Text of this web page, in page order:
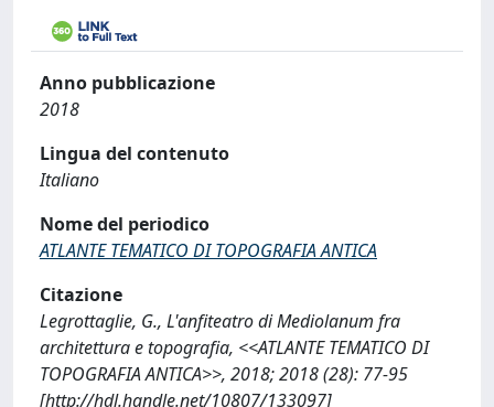
Anno pubblicazione
2018
Lingua del contenuto
Italiano
Nome del periodico
ATLANTE TEMATICO DI TOPOGRAFIA ANTICA
Citazione
Legrottaglie, G., L'anfiteatro di Mediolanum fra
architettura e topografia, <<ATLANTE TEMATICO DI
TOPOGRAFIA ANTICA>>, 2018; 2018 (28): 77-95
[http://hdl.handle.net/10807/133097]